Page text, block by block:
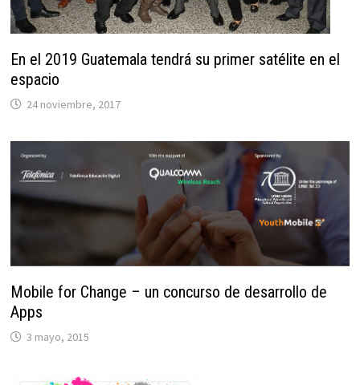
En el 2019 Guatemala tendrá su primer satélite en el
espacio
24 noviembre, 2017
Mobile for Change – un concurso de desarrollo de
Apps
3 mayo, 2015